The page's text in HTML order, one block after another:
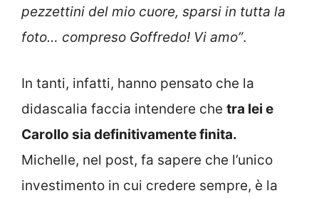
pezzettini del mio cuore, sparsi in tutta la
foto… compreso Goffredo! Vi amo”.
In tanti, infatti, hanno pensato che la
didascalia faccia intendere che tra lei e
Carollo sia definitivamente finita.
Michelle, nel post, fa sapere che l’unico
investimento in cui credere sempre, è la